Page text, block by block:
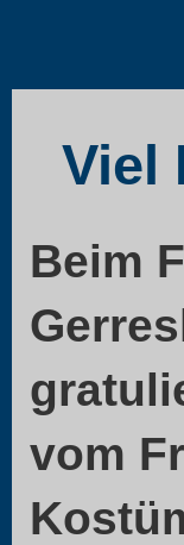
Viel
Beim
vom